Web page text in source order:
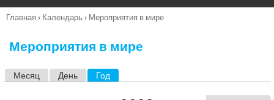
п
Вы
Главная › Календарь › Мероприятия в мире
Мероприятия в мире
Месяц День Год